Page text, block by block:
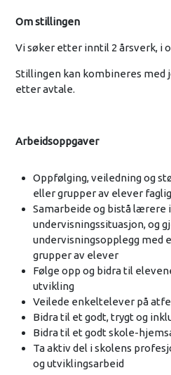
Om stillingen
Vi søker etter inntil 2 årsverk, i
Stillingen kan kombineres med
etter avtale.
Arbeidsoppgaver
Oppfølging, veiledning og
eller grupper av elever
Samarbeide og bistå lærere i
undervisningssituasjon, og
undervisningsopplegg med
grupper av elever
Følge opp og bidra til
utvikling
Veilede enkeltelever på
Bidra til et godt, trygt og
Bidra til et godt skole-
Ta aktiv del i skolens
og utviklingsarbeid